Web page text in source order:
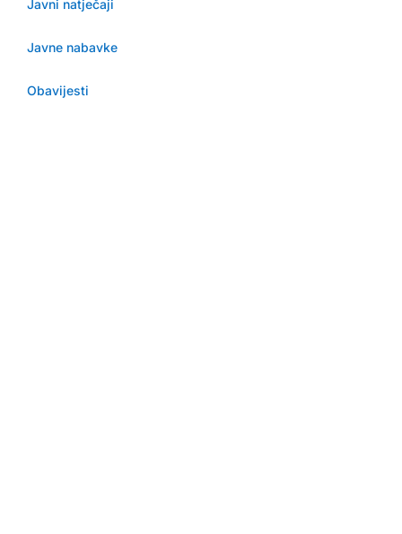
Javni natječaji
Javne nabavke
Obavijesti